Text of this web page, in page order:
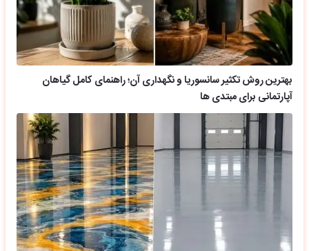
بهترین روش تکثیر سانسوریا و نگهداری آن؛ راهنمای کامل گیاهان
آپارتمانی برای مبتدی ها